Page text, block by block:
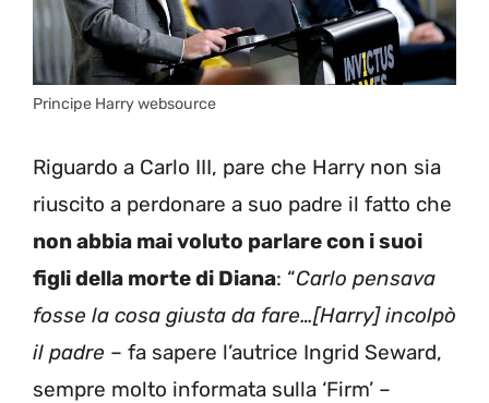
Principe Harry websource
Riguardo a Carlo III, pare che Harry non sia
riuscito a perdonare a suo padre il fatto che
non abbia mai voluto parlare con i suoi
figli della morte di Diana: “Carlo pensava
fosse la cosa giusta da fare…[Harry] incolpò
il padre – fa sapere l’autrice Ingrid Seward,
sempre molto informata sulla ‘Firm’ –